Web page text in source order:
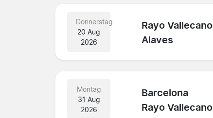
Donnerstag
20 Aug
2026
Rayo Vallecano
Alaves
Montag
31 Aug
2026
Barcelona
Rayo Vallecano